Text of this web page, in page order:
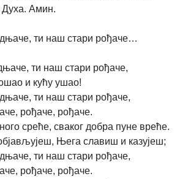
Амин.
ти наш стари рођаче…
ти наш стари рођаче,
и кућу ушао!
ти наш стари рођаче,
рођаче, рођаче.
среће, сваког добра пуне вреће.
Њега славиш и казујеш;
ти наш стари рођаче,
рођаче, рођаче.